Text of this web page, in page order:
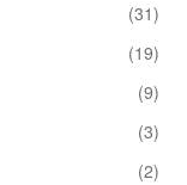
(31)
(19)
(9)
(3)
(2)